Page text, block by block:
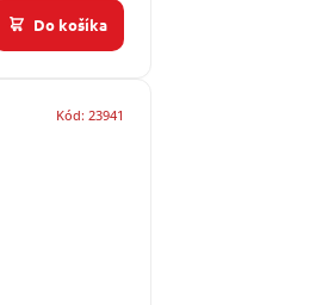
Do košíka
Kód: 23941